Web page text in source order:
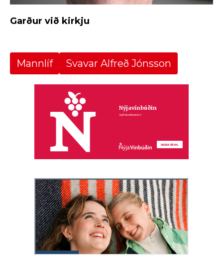
Garður við kirkju
Mannlíf Svavar Alfreð Jónsson